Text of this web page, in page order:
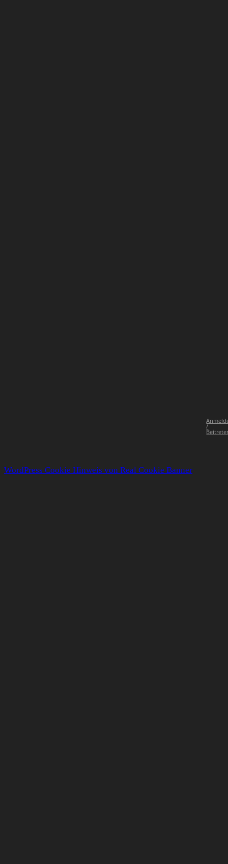
/
WordPress Cookie Hinweis von Real Cookie Banner